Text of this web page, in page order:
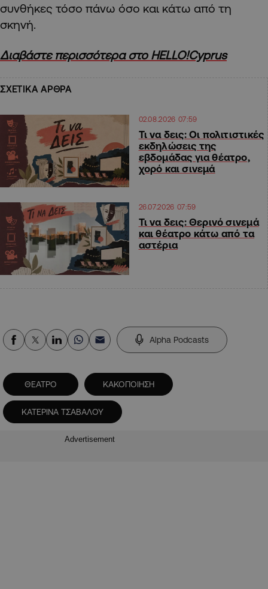
συνθήκες τόσο πάνω όσο και κάτω από τη
σκηνή.
Διαβάστε περισσότερα στο HELLO!Cyprus
ΣΧΕΤΙΚΑ ΑΡΘΡΑ
02.08.2026 07:59
Τι να δεις: Οι πολιτιστικές
εκδηλώσεις της
εβδομάδας για θέατρο,
χορό και σινεμά
26.07.2026 07:59
Τι να δεις: Θερινό σινεμά
και θέατρο κάτω από τα
αστέρια
Alpha Podcasts
ΘΕΑΤΡΟ ΚΑΚΟΠΟΙΗΣΗ
ΚΑΤΕΡΙΝΑ ΤΣΑΒΑΛΟΥ
Advertisement